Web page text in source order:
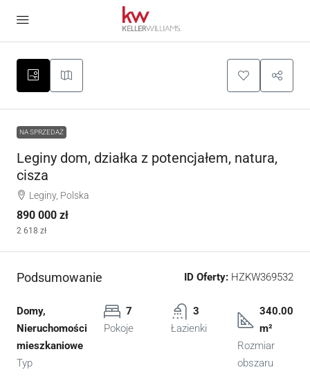
NA SPRZEDAŻ
Leginy dom, działka z potencjałem, natura,
cisza
Leginy, Polska
890 000 zł
2 618 zł
Podsumowanie ID Oferty: HZKW369532
Domy,
Nieruchomości
mieszkaniowe
Typ
7
Pokoje
3
Łazienki
340.00
m²
Rozmiar
obszaru